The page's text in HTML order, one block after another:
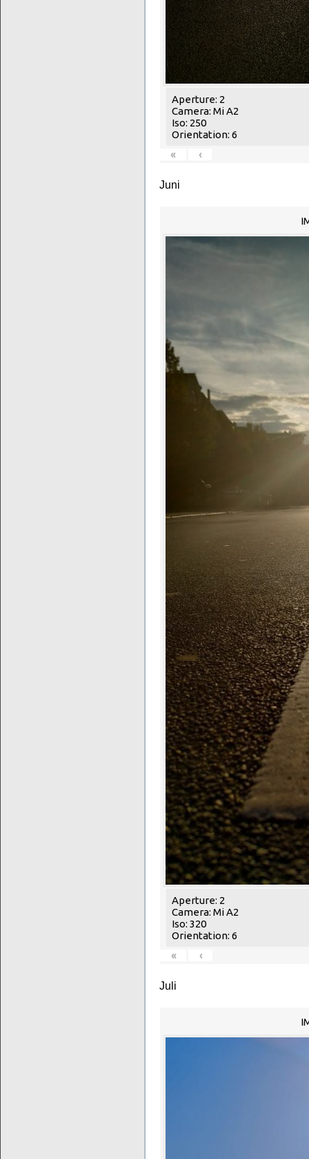
Aperture: 2
Camera: Mi A2
Iso: 250
Orientation: 6
«
‹
Juni
Aperture: 2
Camera: Mi A2
Iso: 320
Orientation: 6
«
‹
Juli